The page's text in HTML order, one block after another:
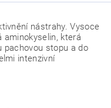
nástrahy. Vysoce
která
pachovou stopu a do
intenzivní